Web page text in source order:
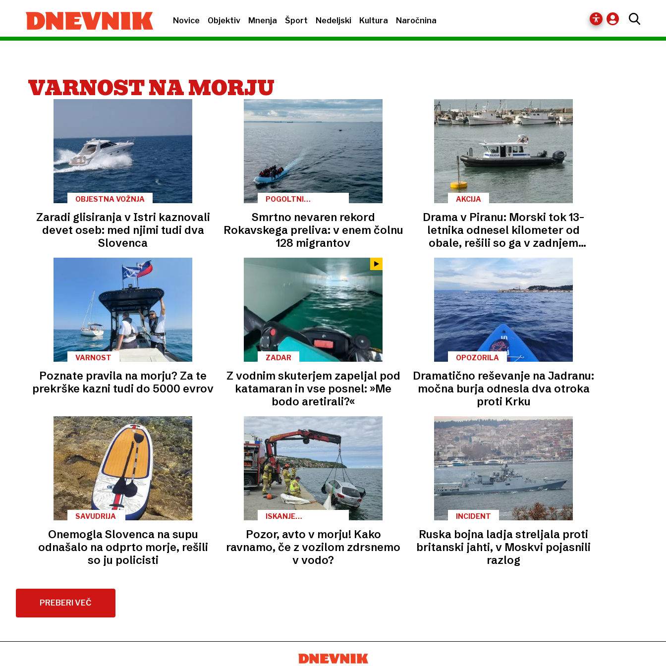
Novice Objektiv Mnenja Šport Nedeljski Kultura Naročnina
VARNOST NA MORJU
OBJESTNA VOŽNJA
Zaradi glisiranja v Istri kaznovali
devet oseb: med njimi tudi dva
Slovenca
POGOLTNI
Smrtno nevaren rekord
Rokavskega preliva: v enem čolnu
128 migrantov
AKCIJA
Drama v Piranu: Morski tok 13-
letnika odnesel kilometer od
obale, rešili so ga v zadnjem
trenutku
VARNOST
Poznate pravila na morju? Za te
prekrške kazni tudi do 5000 evrov
ZADAR
Z vodnim skuterjem zapeljal pod
katamaran in vse posnel: »Me
bodo aretirali?«
OPOZORILA
Dramatično reševanje na Jadranu:
močna burja odnesla dva otroka
proti Krku
SAVUDRIJA
Onemogla Slovenca na supu
odnašalo na odprto morje, rešili
so ju policisti
ISKANJE
VOZILA
Pozor, avto v morju! Kako
ravnamo, če z vozilom zdrsnemo
v vodo?
INCIDENT
Ruska bojna ladja streljala proti
britanski jahti, v Moskvi pojasnili
razlog
PREBERI VEČ